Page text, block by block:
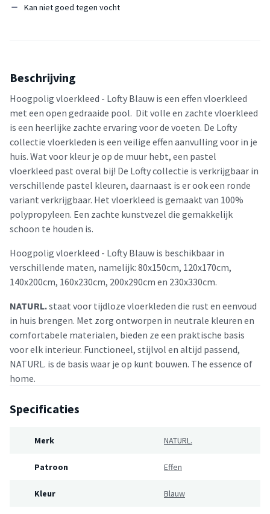
Kan niet goed tegen vocht
Beschrijving
Hoogpolig vloerkleed - Lofty Blauw is een effen vloerkleed
met een open gedraaide pool. Dit volle en zachte vloerkleed
is een heerlijke zachte ervaring voor de voeten. De Lofty
collectie vloerkleden is een veilige effen aanvulling voor in je
huis. Wat voor kleur je op de muur hebt, een pastel
vloerkleed past overal bij! De Lofty collectie is verkrijgbaar in
verschillende pastel kleuren, daarnaast is er ook een ronde
variant verkrijgbaar. Het vloerkleed is gemaakt van 100%
polypropyleen. Een zachte kunstvezel die gemakkelijk
schoon te houden is.
Hoogpolig vloerkleed - Lofty Blauw is beschikbaar in
verschillende maten, namelijk: 80x150cm, 120x170cm,
140x200cm, 160x230cm, 200x290cm en 230x330cm.
NATURL.staat voor tijdloze vloerkleden die rust en eenvoud
in huis brengen. Met zorg ontworpen in neutrale kleuren en
comfortabele materialen, bieden ze een praktische basis
voor elk interieur. Functioneel, stijlvol en altijd passend,
NATURL. is de basis waar je op kunt bouwen. The essence of
home.
Specificaties
Merk NATURL.
Patroon Effen
Kleur Blauw